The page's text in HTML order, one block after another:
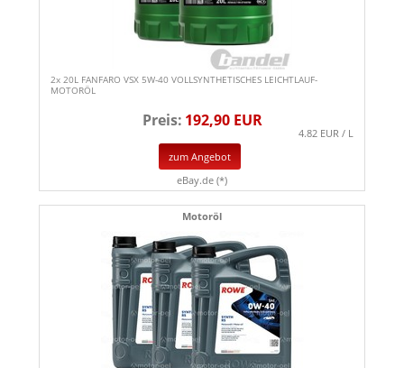
2x 20L FANFARO VSX 5W-40 VOLLSYNTHETISCHES LEICHTLAUF-
MOTORÖL
Preis: 192,90 EUR
4.82 EUR / L
zum Angebot
eBay.de (*)
Motoröl